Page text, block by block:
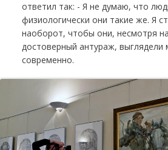
ответил так: - Я не думаю, что
физиологически они такие же. Я
наоборот, чтобы они, несмотря
достоверный антураж, выглядели
современно.